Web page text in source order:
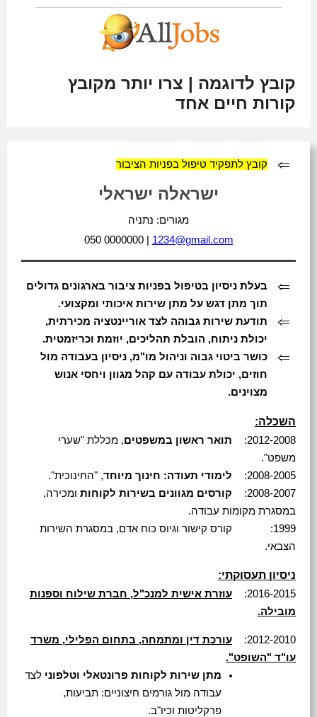
קובץ לדוגמה | צרו יותר מקובץ
קורות חיים אחד
קובץ לתפקיד טיפול בפניות הציבור
ישראלה ישראלי
מגורים: נתניה
050 0000000 | 1234@gmail.com
בעלת ניסיון בטיפול בפניות ציבור בארגונים גדולים
תוך מתן דגש על מתן שירות איכותי ומקצועי.
תודעת שירות גבוהה לצד אוריינטציה מכירתית,
יכולת ניתוח, הובלת תהליכים, יוזמת וכריזמטית.
כושר ביטוי גבוה וניהול מו"מ, ניסיון בעבודה מול
חוזים, יכולת עבודה עם קהל מגוון ויחסי אנוש
מצוינים.
השכלה:
2012-2008: תואר ראשון במשפטים, מכללת "שערי
משפט".
2008-2005:
לימודי תעודה: חינוך מיוחד, "החינוכית".
2008-2007:
קורסים מגוונים בשירות לקוחות ומכירה,
במסגרת מקומות עבודה.
1999:
קורס קישור וגיוס כוח אדם, במסגרת השירות
הצבאי.
ניסיון תעסוקתי:
2016-2015:
עוזרת אישית למנכ"ל, חברת שילוח וספנות
מובילה.
2012-2010:
עורכת דין ומתמחה, בתחום הפלילי, משרד
עו"ד "השופט".
מתן שירות לקוחות פרונטאלי וטלפוני לצד
עבודה מול גורמים חיצוניים: תביעות,
פרקליטות וכיו"ב.